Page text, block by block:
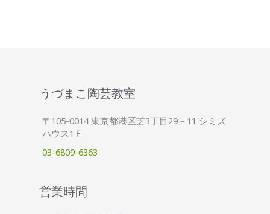
うづまこ陶芸教室
〒105-0014 東京都港区芝3丁目29－11 シミズ
ハウス1Ｆ
03-6809-6363
営業時間